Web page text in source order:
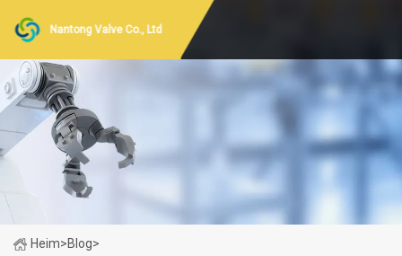
Nantong Valve Co., Ltd
Heim>Blog>